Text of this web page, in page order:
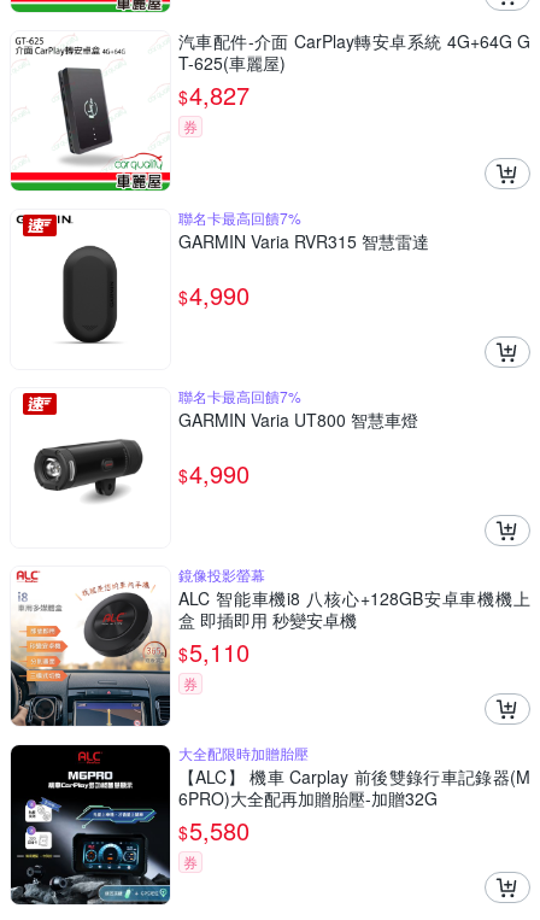
汽車配件-介面 CarPlay轉安卓系統 4G+64G G
T-625(車麗屋)
$4,827
券
聯名卡最高回饋7%
GARMIN Varia RVR315 智慧雷達
$4,990
聯名卡最高回饋7%
GARMIN Varia UT800 智慧車燈
$4,990
鏡像投影螢幕
ALC 智能車機i8 八核心+128GB安卓車機機上
盒 即插即用 秒變安卓機
$5,110
券
大全配限時加贈胎壓
【ALC】 機車 Carplay 前後雙錄行車記錄器(M
6PRO)大全配再加贈胎壓-加贈32G
$5,580
券